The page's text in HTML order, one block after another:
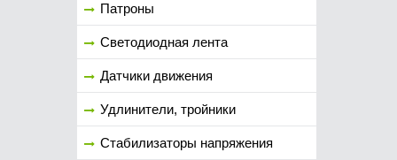
Патроны
Светодиодная лента
Датчики движения
Удлинители, тройники
Стабилизаторы напряжения